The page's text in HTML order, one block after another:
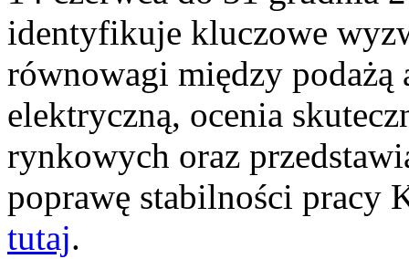
identyfikuje kluczowe
równowagi między podażą
elektryczną, ocenia
rynkowych oraz
poprawę stabilności pracy
tutaj.